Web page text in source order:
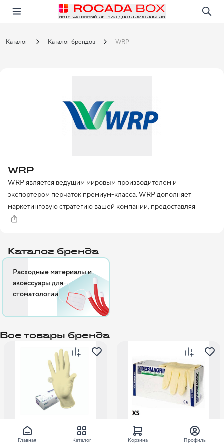
Открыть в приложении!
Каталог Каталог брендов WRP
WRP
WRP является ведущим мировым производителем и
экспортером перчаток премиум-класса. WRP дополняет
маркетинговую стратегию вашей компании, предоставляя
широкий спектр специализированных продуктов, отвечающих
партнерские отношения.
Каталог бренда
Расходные материалы и
аксессуары для
стоматологии
Все товары бренда
1 204 ₽ 1 299 ₽
Главная Каталог Корзина Профиль